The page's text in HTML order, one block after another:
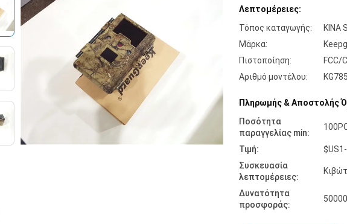
Λεπτομέρειες:
Τόπος καταγωγής:
ΚΙΝΑ
Μάρκα:
Πιστοποίηση:
FCC/
Αριθμό μοντέλου:
KG785
Πληρωμής & Αποστολής
Ποσότητα
παραγγελίας min:
Τιμή:
Συσκευασία
λεπτομέρειες:
Δυνατότητα
προσφοράς: